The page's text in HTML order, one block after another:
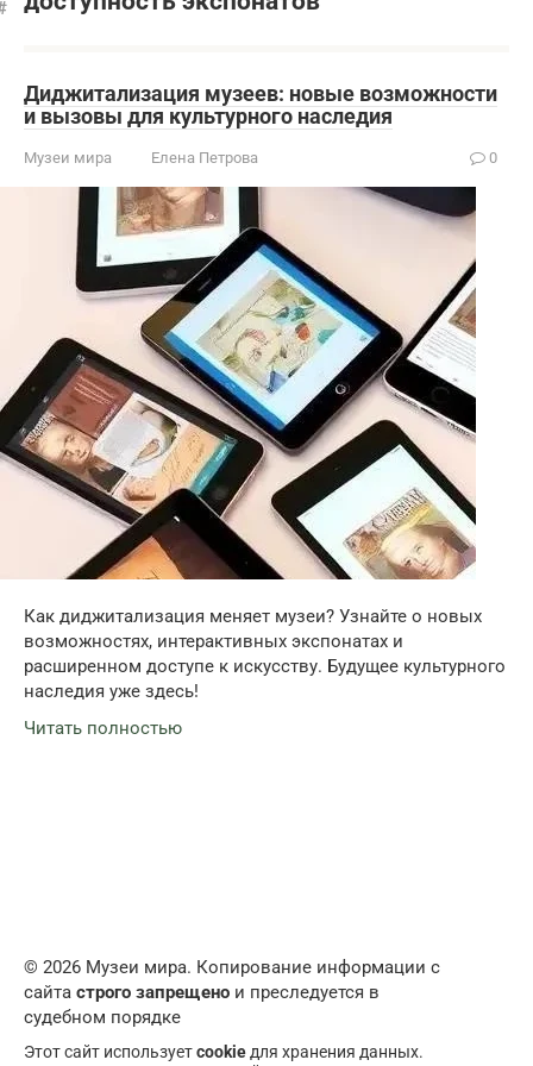
Диджитализация музеев: новые возможности
и вызовы для культурного наследия
Музеи мира Елена Петрова 0
Как диджитализация меняет музеи? Узнайте о новых
возможностях, интерактивных экспонатах и
расширенном доступе к искусству. Будущее культурного
наследия уже здесь!
Читать полностью
© 2026 Музеи мира. Копирование информации с
сайта строго запрещено и преследуется в
судебном порядке
Этот сайт используетcookie для хранения данных.